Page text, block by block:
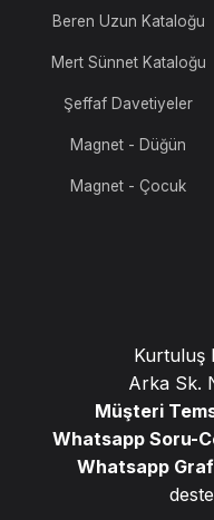
Beren Uzun Kataloğu
Mert Sünnet Kataloğu
Şeffaf Davetiyeler
Magnet - Düğün
Magnet - Çocuk
Kurtuluş
Arka Sk.
Müşteri
Whatsapp Soru-
Whatsapp